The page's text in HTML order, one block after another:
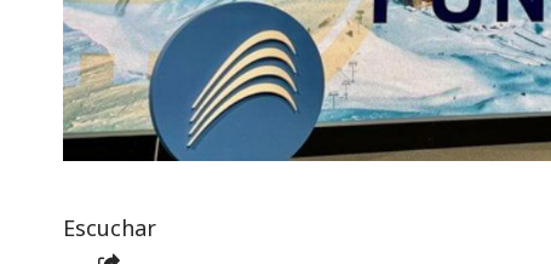
Escuchar